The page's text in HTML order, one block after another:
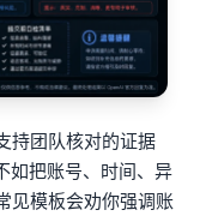
持团队核对的证据
如把账号、时间、异
见模板会劝你强调账